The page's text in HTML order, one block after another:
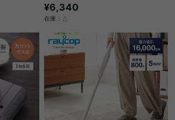
¥6,340
在庫：△